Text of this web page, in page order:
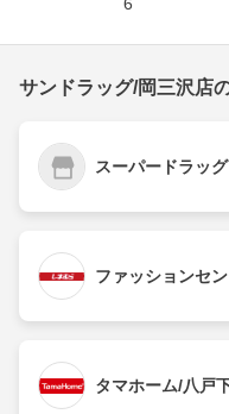
サンドラッグ/岡三沢店
スーパードラッ
ファッションセ
タマホーム/八戸